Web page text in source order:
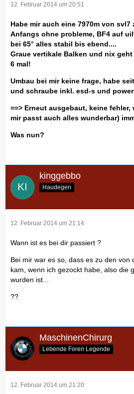
12. Februar 2014 um 20:51
Habe mir auch eine 7970m von svl7
Anfangs ohne probleme, BF4 auf
bei 65° alles stabil bis ebend....
Graue vertikale Balken und nix
6 mal!
Umbau bei mir keine frage, habe
und schraube inkl. esd-s und
==> Erneut ausgebaut, keine
mir passt auch alles wunderbar)
Was nun?
kinggebbo
Haudegen
12. Februar 2014 um 21:14
Wann ist es bei dir passiert ?
Bei mir war es so, dass es zu den von
kam, wenn ich gezockt habe, also die
wurden ist...
??
MaschinenChirurg
Lebende Foren Legende
12. Februar 2014 um 21:20